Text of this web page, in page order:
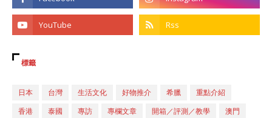
標籤
日本 台灣 生活文化 好物推介 希臘
重點介紹
香港
泰國 專訪 專欄文章 開箱／評測／教學
澳門